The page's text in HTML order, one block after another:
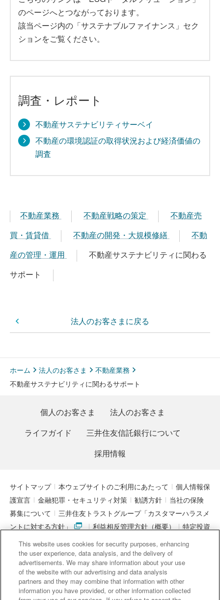
のページへとつながっております。
該当ページ内の「サステナブルファイナンス」セク
ションをご覧ください。
調査・レポート
不動産サステナビリティサーベイ
不動産の環境認証の取得状況および経済価値の
調査
不動産業務 不動産戦略の策定
不動産売
買・賃貸借
不動産の開発・大規模修繕
不動
産の管理・運用
不動産サステナビリティに関わる
サポート
法人のお客さまに戻る
ホーム 法人のお客さま
不動産業務
不動産サステナビリティに関わるサポート
個人のお客さま
法人のお客さま
ライフガイド
三井住友信託銀行について
採用情報
サイトマップ 本ウェブサイトのご利用にあたって
個人情報保
護宣言
金融犯罪・セキュリティ対策 勧誘方針
当社の保険
募集について
三井住友トラストグループ「カスタマーハラスメ
ントに対する方針」
利益相反管理方針（概要）
特定投資
家制度に関する期限日
電子決済等代行業者との連携について
「マネー・ローンダリング及びテロ資金供与対策に関するガイド
ライン」を踏まえた取り組み
アクセシビリティについて
契約代理業・銀行代理業・外国銀行代理業務について
金銭債権
等と預金等との誤認防止について
This website uses cookies for security purposes, enhancing
the user experience, data analysis, and the delivery of
advertisements. We may share information about your use
of the website with our advertising and data analysis
partners and they may combine that information with other
information you have provided, or other information collected